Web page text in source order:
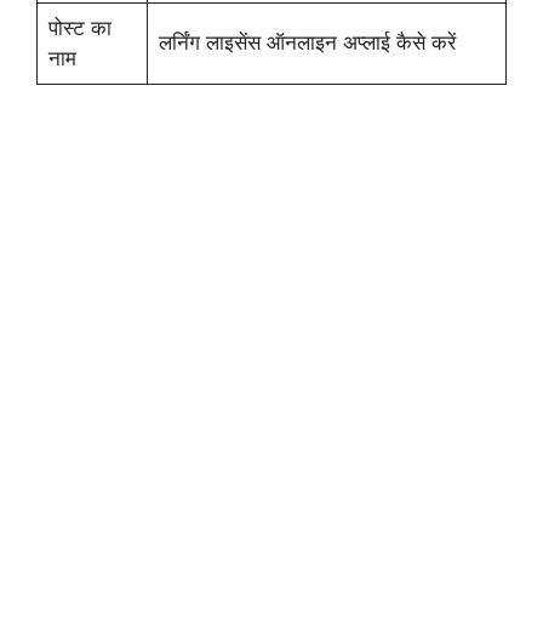
पोस्ट का
नाम
लर्निंग लाइसेंस ऑनलाइन अप्लाई कैसे करें